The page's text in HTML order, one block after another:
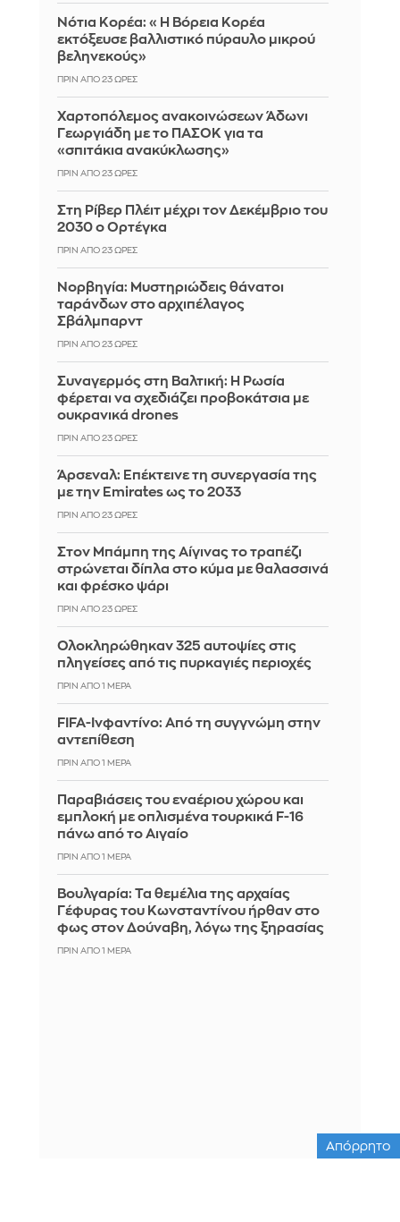
Νότια Κορέα: «Η Βόρεια Κορέα
εκτόξευσε βαλλιστικό πύραυλο μικρού
βεληνεκούς»
ΠΡΙΝ ΑΠΌ 23 ΏΡΕΣ
Χαρτοπόλεμος ανακοινώσεων Άδωνι
Γεωργιάδη με το ΠΑΣΟΚ για τα
«σπιτάκια ανακύκλωσης»
ΠΡΙΝ ΑΠΌ 23 ΏΡΕΣ
Στη Ρίβερ Πλέιτ μέχρι τον Δεκέμβριο του
2030 ο Ορτέγκα
ΠΡΙΝ ΑΠΌ 23 ΏΡΕΣ
Νορβηγία: Μυστηριώδεις θάνατοι
ταράνδων στο αρχιπέλαγος
Σβάλμπαρντ
ΠΡΙΝ ΑΠΌ 23 ΏΡΕΣ
Συναγερμός στη Βαλτική: Η Ρωσία
φέρεται να σχεδιάζει προβοκάτσια με
ουκρανικά drones
ΠΡΙΝ ΑΠΌ 23 ΏΡΕΣ
Άρσεναλ: Επέκτεινε τη συνεργασία της
με την Emirates ως το 2033
ΠΡΙΝ ΑΠΌ 23 ΏΡΕΣ
Στον Μπάμπη της Αίγινας το τραπέζι
στρώνεται δίπλα στο κύμα με θαλασσινά
και φρέσκο ψάρι
ΠΡΙΝ ΑΠΌ 23 ΏΡΕΣ
Ολοκληρώθηκαν 325 αυτοψίες στις
πληγείσες από τις πυρκαγιές περιοχές
ΠΡΙΝ ΑΠΌ 1 ΜΈΡΑ
FIFA-Ινφαντίνο: Από τη συγγνώμη στην
αντεπίθεση
ΠΡΙΝ ΑΠΌ 1 ΜΈΡΑ
Παραβιάσεις του εναέριου χώρου και
εμπλοκή με οπλισμένα τουρκικά F-16
πάνω από το Αιγαίο
ΠΡΙΝ ΑΠΌ 1 ΜΈΡΑ
Βουλγαρία: Τα θεμέλια της αρχαίας
Γέφυρας του Κωνσταντίνου ήρθαν στο
φως στον Δούναβη, λόγω της ξηρασίας
ΠΡΙΝ ΑΠΌ 1 ΜΈΡΑ
Απόρρητο